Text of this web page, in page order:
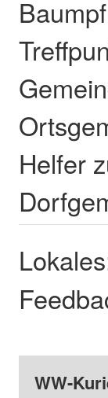
Helfer
WW-